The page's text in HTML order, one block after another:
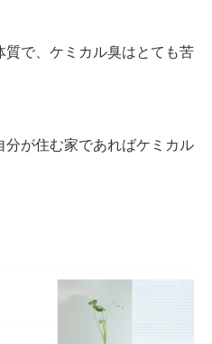
で、ケミカル臭はとても苦
が住む家であればケミカル